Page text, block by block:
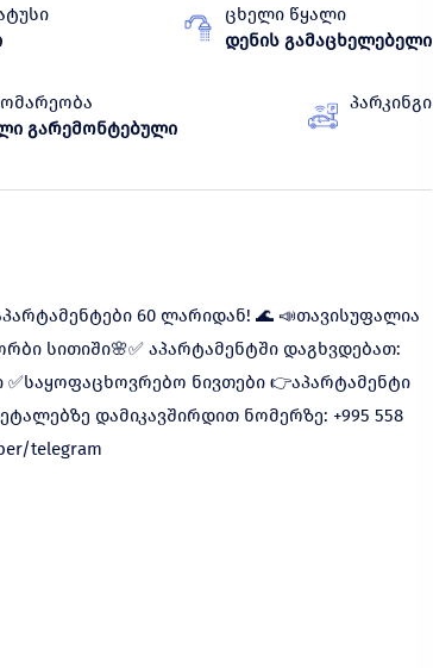
ცხელი წყალი
დენის გამაცხელებელი
გარემონტებული
პარკინგი
60 ლარიდან! 🌊 📣თავისუფალია
სითიში🌸✅ აპარტამენტში დაგხვდებათ:
ნივთები 👉აპარტამენტი
დამიკავშირდით ნომერზე: +995 558
telegram